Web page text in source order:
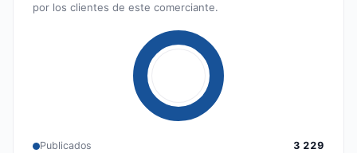
por los clientes de este comerciante.
Publicados
3 229